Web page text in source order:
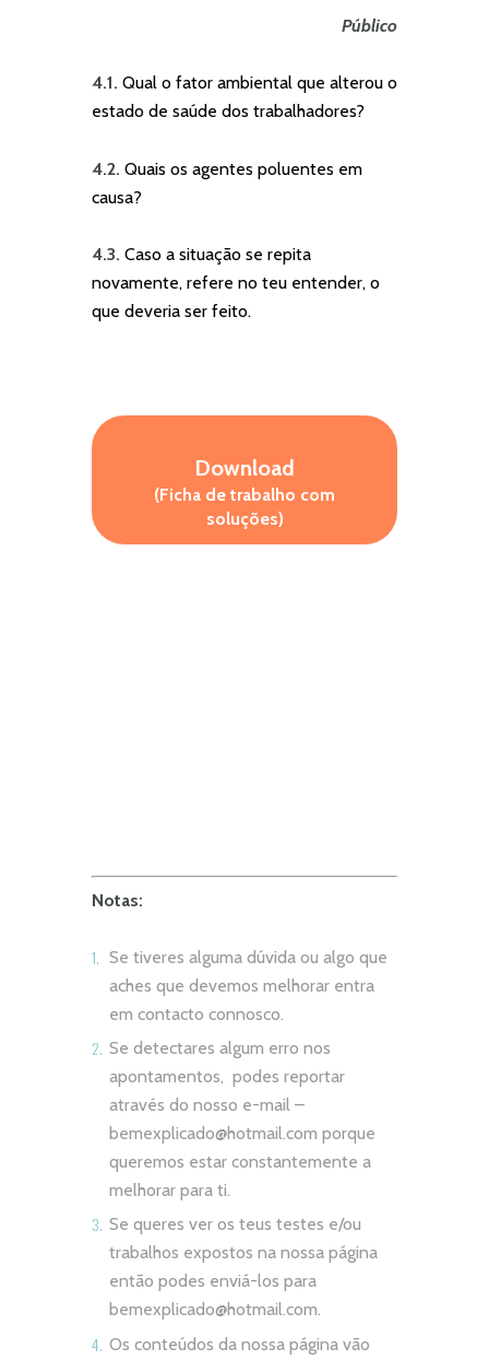
Público
4.1. Qual o fator ambiental que alterou o
estado de saúde dos trabalhadores?
4.2. Quais os agentes poluentes em
causa?
4.3. Caso a situação se repita
novamente, refere no teu entender, o
que deveria ser feito.
Download
(Ficha de trabalho com
soluções)
Notas:
Se tiveres alguma dúvida ou algo que
aches que devemos melhorar entra
em contacto connosco.
Se detectares algum erro nos
apontamentos, podes reportar
através do nosso e-mail –
bemexplicado@hotmail.com porque
queremos estar constantemente a
melhorar para ti.
Se queres ver os teus testes e/ou
trabalhos expostos na nossa página
então podes enviá-los para
bemexplicado@hotmail.com.
Os conteúdos da nossa página vão